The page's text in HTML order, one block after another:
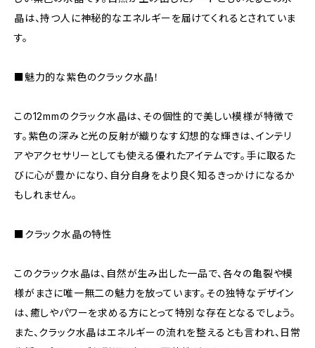
晶は、持つ人に神秘的なエネルギーを届けてくれるとされていま
す。
■魅力的な紫色のクラック水晶！
この12mmのクラック水晶は、その個性的で美しい模様が特徴で
す。紫色の深みと光の反射が織りなす幻想的な輝きは、インテリ
アやアクセサリーとしても使える優れたアイテムです。手に取るた
びに心が豊かになり、自分自身をより良く知るきっかけになるか
もしれません。
■クラック水晶の特性
このクラック水晶は、自然が生み出した一品で、各々の亀裂や模
様がまさに唯一無二の魅力を放っています。その独特なデザイン
は、癒しやパワーを求める方にとって特別な存在となるでしょう。
また、クラック水晶はエネルギーの流れを整えるとも言われ、日常